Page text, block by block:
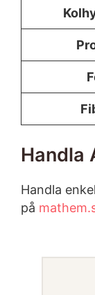
Handla
Handla
på